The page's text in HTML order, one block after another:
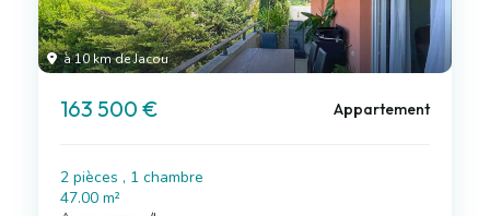
à 10 km de Jacou
163 500 € Appartement
2 pièces , 1 chambre
47.00 m²